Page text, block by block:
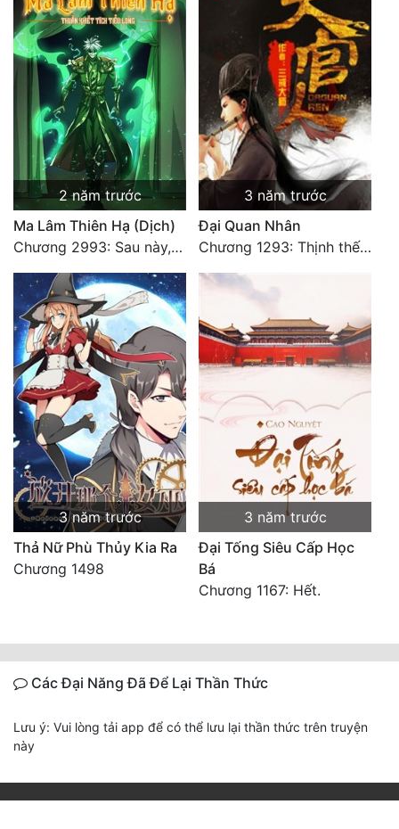
2 năm trước
Ma Lâm Thiên Hạ (Dịch)
Chương 2993: Sau này, ta sẽ ăn món vịt quay (Đại Kết Cục)
3 năm trước
Đại Quan Nhân
Chương 1293: Thịnh thế Bạch Liên. Hết.
3 năm trước
Thả Nữ Phù Thủy Kia Ra
Chương 1498
3 năm trước
Đại Tống Siêu Cấp Học
Bá
Chương 1167: Hết.
Các Đại Năng Đã Để Lại Thần Thức
Lưu ý: Vui lòng tải app để có thể lưu lại thần thức trên truyện
này